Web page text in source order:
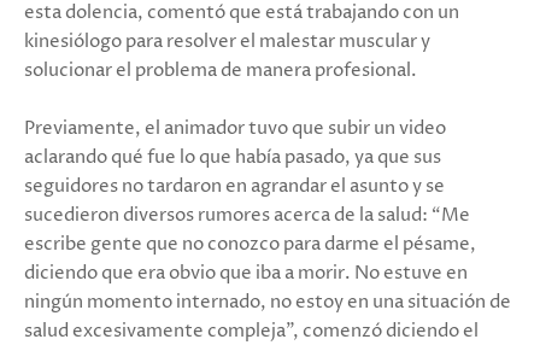
esta dolencia, comentó que está trabajando con un
kinesiólogo para resolver el malestar muscular y
solucionar el problema de manera profesional.
Previamente, el animador tuvo que subir un video
aclarando qué fue lo que había pasado, ya que sus
seguidores no tardaron en agrandar el asunto y se
sucedieron diversos rumores acerca de la salud: “Me
escribe gente que no conozco para darme el pésame,
diciendo que era obvio que iba a morir. No estuve en
ningún momento internado, no estoy en una situación de
salud excesivamente compleja”, comenzó diciendo el